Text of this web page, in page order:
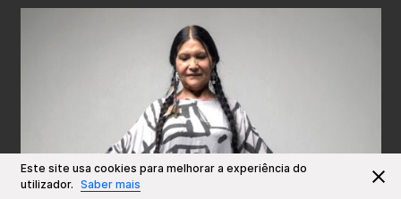
Este site usa cookies para melhorar a experiência do
utilizador. Saber mais